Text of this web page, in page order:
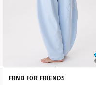
FRND FOR FRIENDS